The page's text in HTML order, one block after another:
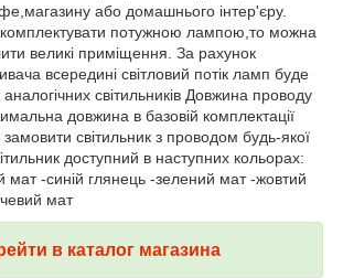
або домашнього інтер'єру.
потужною лампою,то можна
великі приміщення. За рахунок
всередині світловий потік ламп буде
світильників Довжина проводу
довжина в базовій комплектації
світильник з проводом будь-якої
доступний в наступних кольорах:
мат -синій глянець -зелений мат -жовтий
мат
в каталог магазина